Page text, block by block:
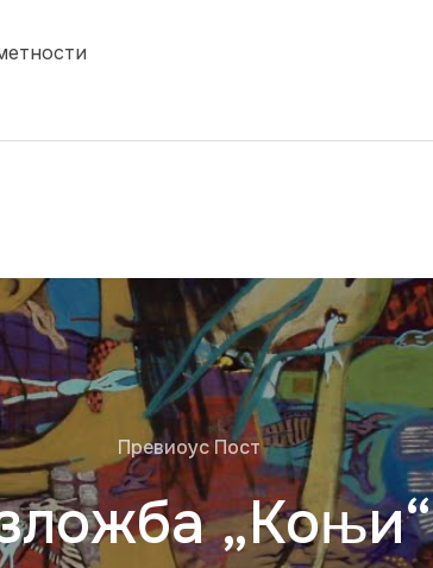
Превиоус Пост
„Коњи“